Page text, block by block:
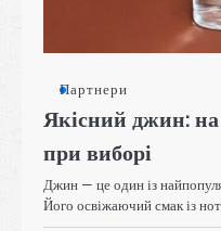
Партнери
Якісний джин:
при виборі
Джин — це один із
Його освіжаючий смак із